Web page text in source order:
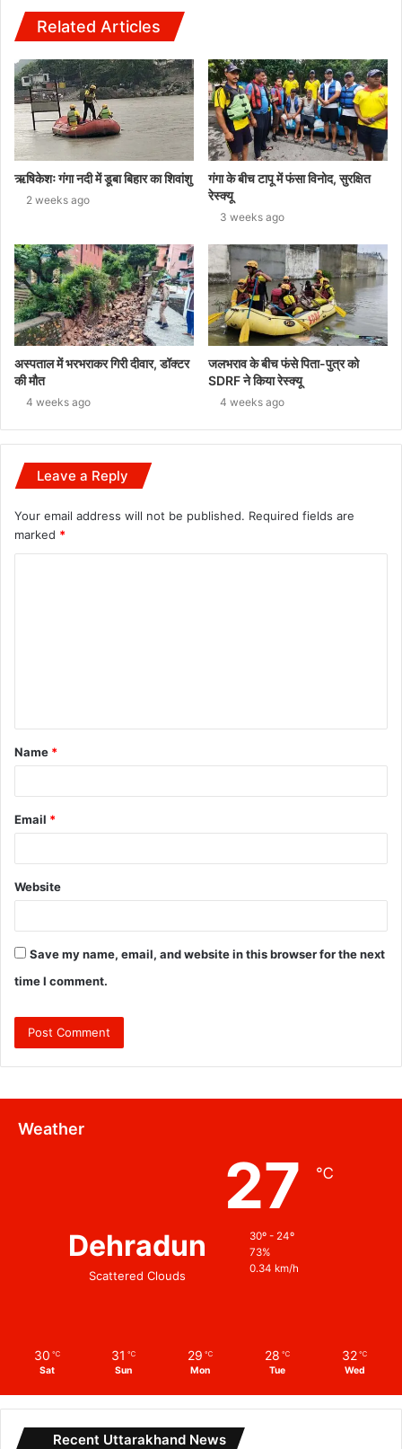
Related Articles
ऋषिकेशः गंगा नदी में डूबा बिहार का शिवांशु
2 weeks ago
गंगा के बीच टापू में फंसा विनोद, सुरक्षित
रेस्क्यू
3 weeks ago
अस्पताल में भरभराकर गिरी दीवार, डॉक्टर
की मौत
4 weeks ago
जलभराव के बीच फंसे पिता-पुत्र को
SDRF ने किया रेस्क्यू
4 weeks ago
Leave a Reply
Your email address will not be published. Required fields are
marked *
t
*
Name *
Email *
Website
Save my name, email, and website in this browser for the next
time I comment.
Weather
Dehradun
Scattered Clouds
27 ℃
30º - 24º
73%
0.34 km/h
30 ℃
Sat
31 ℃
Sun
29 ℃
Mon
28 ℃
Tue
32 ℃
Wed
Recent Uttarakhand News